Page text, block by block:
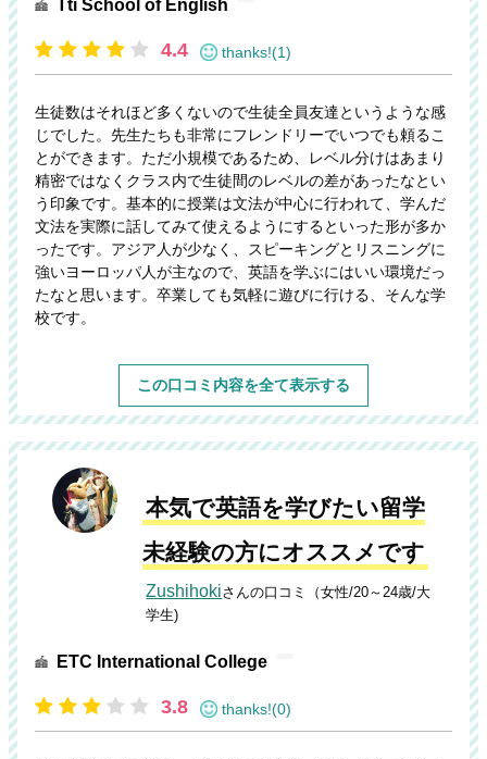
Tti School of English
4.4 thanks!(1)
生徒数はそれほど多くないので生徒全員友達というような感
じでした。先生たちも非常にフレンドリーでいつでも頼るこ
とができます。ただ小規模であるため、レベル分けはあまり
精密ではなくクラス内で生徒間のレベルの差があったなとい
う印象です。基本的に授業は文法が中心に行われて、学んだ
文法を実際に話してみて使えるようにするといった形が多か
ったです。アジア人が少なく、スピーキングとリスニングに
強いヨーロッパ人が主なので、英語を学ぶにはいい環境だっ
たなと思います。卒業しても気軽に遊びに行ける、そんな学
校です。
この口コミ内容を全て表示する
本気で英語を学びたい留学
未経験の方にオススメです
Zushihokiさんの口コミ（女性/20～24歳/大
学生)
ETC International College
3.8 thanks!(0)